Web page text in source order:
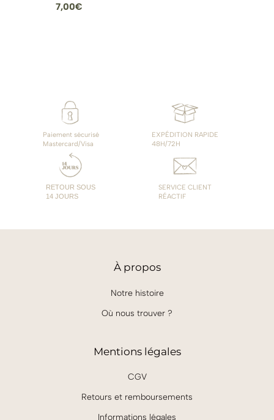
7,00€
Paiement sécurisé
Mastercard/Visa
EXPÉDITION RAPIDE
48H/72H
RETOUR SOUS
14 JOURS
SERVICE CLIENT
RÉACTIF
Àpropos
Notre histoire
Où nous trouver ?
Mentions légales
CGV
Retours et remboursements
Informations légales